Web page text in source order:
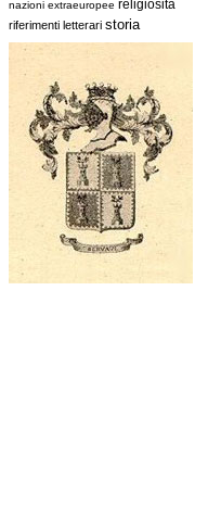
nazioni extraeuropee religiosità
riferimenti letterari storia